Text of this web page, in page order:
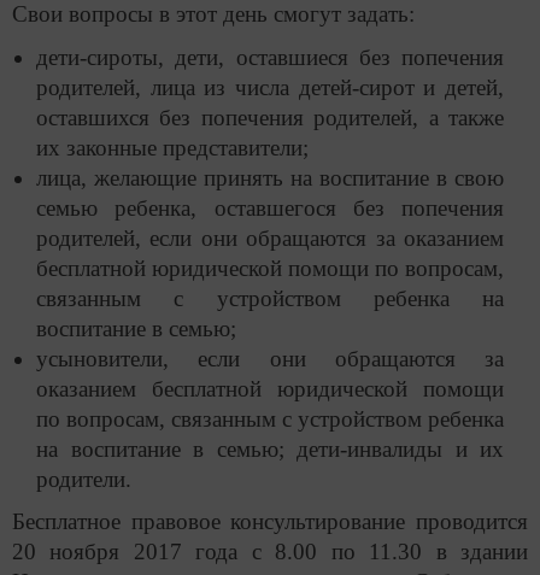
Свои вопросы в этот день смогут задать:
дети-сироты, дети, оставшиеся без попечения
родителей, лица из числа детей-сирот и детей,
оставшихся без попечения родителей, а также
их законные представители;
лица, желающие принять на воспитание в свою
семью ребенка, оставшегося без попечения
родителей, если они обращаются за оказанием
бесплатной юридической помощи по вопросам,
связанным с устройством ребенка на
воспитание в семью;
усыновители, если они обращаются за
оказанием бесплатной юридической помощи
по вопросам, связанным с устройством ребенка
на воспитание в семью; дети-инвалиды и их
родители.
Бесплатное правовое консультирование проводится
20 ноября 2017 года с 8.00 по 11.30 в здании